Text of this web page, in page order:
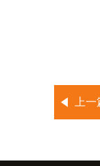
上